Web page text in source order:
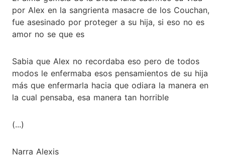
por Alex en la sangrienta masacre de los Couchan,
fue asesinado por proteger a su hija, si eso no es
amor no se que es
Sabia que Alex no recordaba eso pero de todos
modos le enfermaba esos pensamientos de su hija
más que enfermarla hacia que odiara la manera en
la cual pensaba, esa manera tan horrible
(...)
Narra Alexis